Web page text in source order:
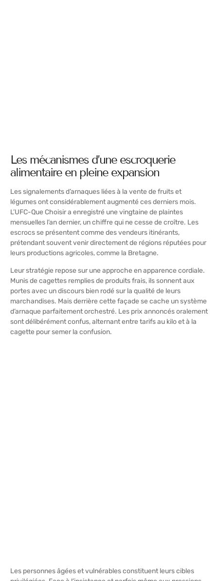
Les mécanismes d’une escroquerie
alimentaire en pleine expansion
Les signalements d’arnaques liées à la vente de fruits et
légumes ont considérablement augmenté ces derniers mois.
L’UFC-Que Choisir a enregistré une vingtaine de plaintes
mensuelles l’an dernier, un chiffre qui ne cesse de croître. Les
escrocs se présentent comme des vendeurs itinérants,
prétendant souvent venir directement de régions réputées pour
leurs productions agricoles, comme la Bretagne.
Leur stratégie repose sur une approche en apparence cordiale.
Munis de cagettes remplies de produits frais, ils sonnent aux
portes avec un discours bien rodé sur la qualité de leurs
marchandises. Mais derrière cette façade se cache un système
d’arnaque parfaitement orchestré. Les prix annoncés oralement
sont délibérément confus, alternant entre tarifs au kilo et à la
cagette pour semer la confusion.
Les personnes âgées et vulnérables constituent leurs cibles